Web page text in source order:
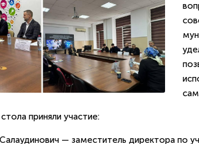
приняли участие:
— заместитель директора по